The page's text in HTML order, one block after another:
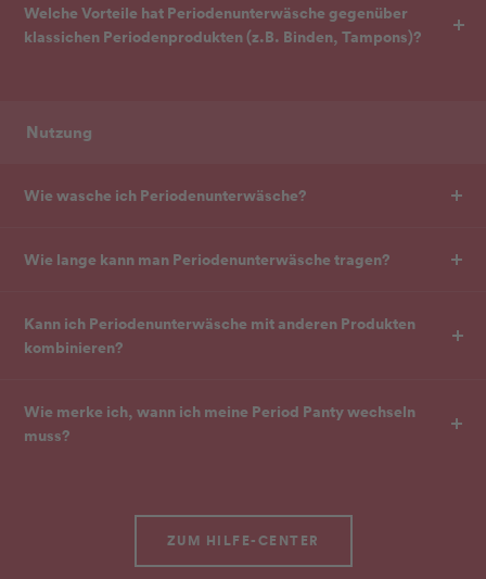
Welche Vorteile hat Periodenunterwäsche gegenüber
klassichen Periodenprodukten (z.B. Binden, Tampons)?
Nutzung
Wie wasche ich Periodenunterwäsche?
Wie lange kann man Periodenunterwäsche tragen?
Kann ich Periodenunterwäsche mit anderen Produkten
kombinieren?
Wie merke ich, wann ich meine Period Panty wechseln
muss?
ZUM HILFE-CENTER